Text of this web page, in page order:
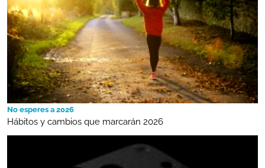
No esperes a 2026
Hábitos y cambios que marcarán 2026